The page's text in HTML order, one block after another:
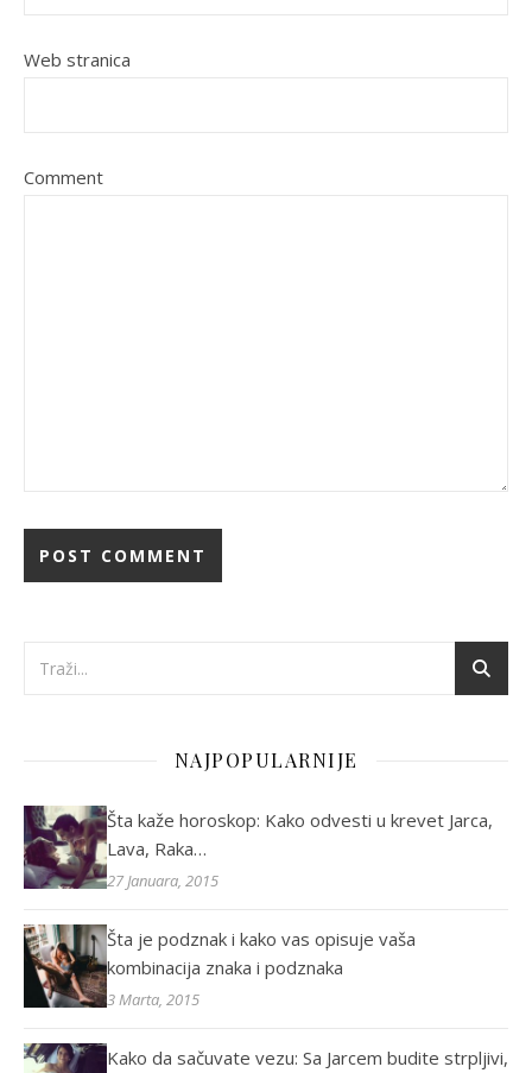
Web stranica
Comment
NAJPOPULARNIJE
Šta kaže horoskop: Kako odvesti u krevet Jarca,
Lava, Raka…
27 Januara, 2015
Šta je podznak i kako vas opisuje vaša
kombinacija znaka i podznaka
3 Marta, 2015
Kako da sačuvate vezu: Sa Jarcem budite strpljivi,